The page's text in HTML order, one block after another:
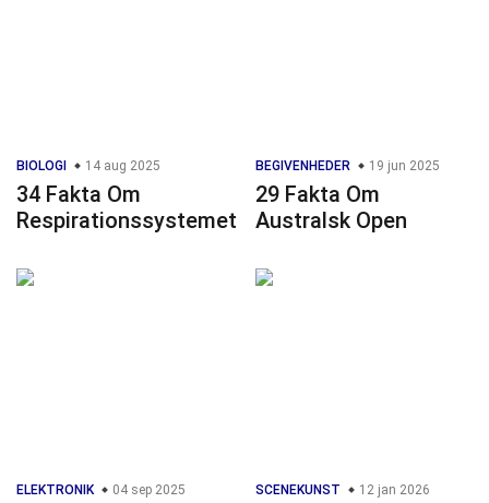
BIOLOGI 14 aug 2025
34 Fakta Om
Respirationssystemet
BEGIVENHEDER 19 jun 2025
29 Fakta Om
Australsk Open
ELEKTRONIK 04 sep 2025 SCENEKUNST 12 jan 2026